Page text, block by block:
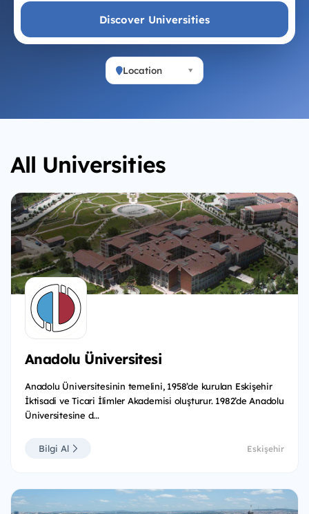
Discover Universities
Location
All Universities
Anadolu Üniversitesi
Anadolu Üniversitesinin temelini, 1958’de kurulan Eskişehir
İktisadi ve Ticari İlimler Akademisi oluşturur. 1982’de Anadolu
Üniversitesine d...
Bilgi Al Eskişehir